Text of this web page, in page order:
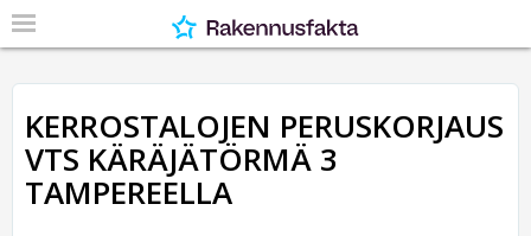
KERROSTALOJEN PERUSKORJAUS
VTS KÄRÄJÄTÖRMÄ 3
TAMPEREELLA